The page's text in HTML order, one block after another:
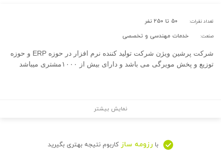
تعداد نفرات: ۵۰ تا ۲۵۰ نفر
صنعت: خدمات مهندسی و تخصصی
شرکت پرشین ویژن شرکت تولید کننده نرم افزار در حوزه ERP و حوزه
توزیع و پخش مویرگی می باشد و دارای بیش از ۱۰۰۰مشتری میباشد
نمایش بیشتر
با رزومه ساز کاربوم نتیجه بهتری بگیرید